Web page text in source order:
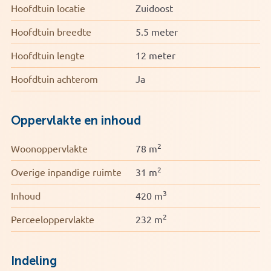
Hoofdtuin locatie Zuidoost
Hoofdtuin breedte 5.5 meter
Hoofdtuin lengte 12 meter
Hoofdtuin achterom Ja
Oppervlakte en inhoud
Woonoppervlakte 78 m2
Overige inpandige ruimte 31 m2
Inhoud 420 m3
Perceeloppervlakte 232 m2
Indeling